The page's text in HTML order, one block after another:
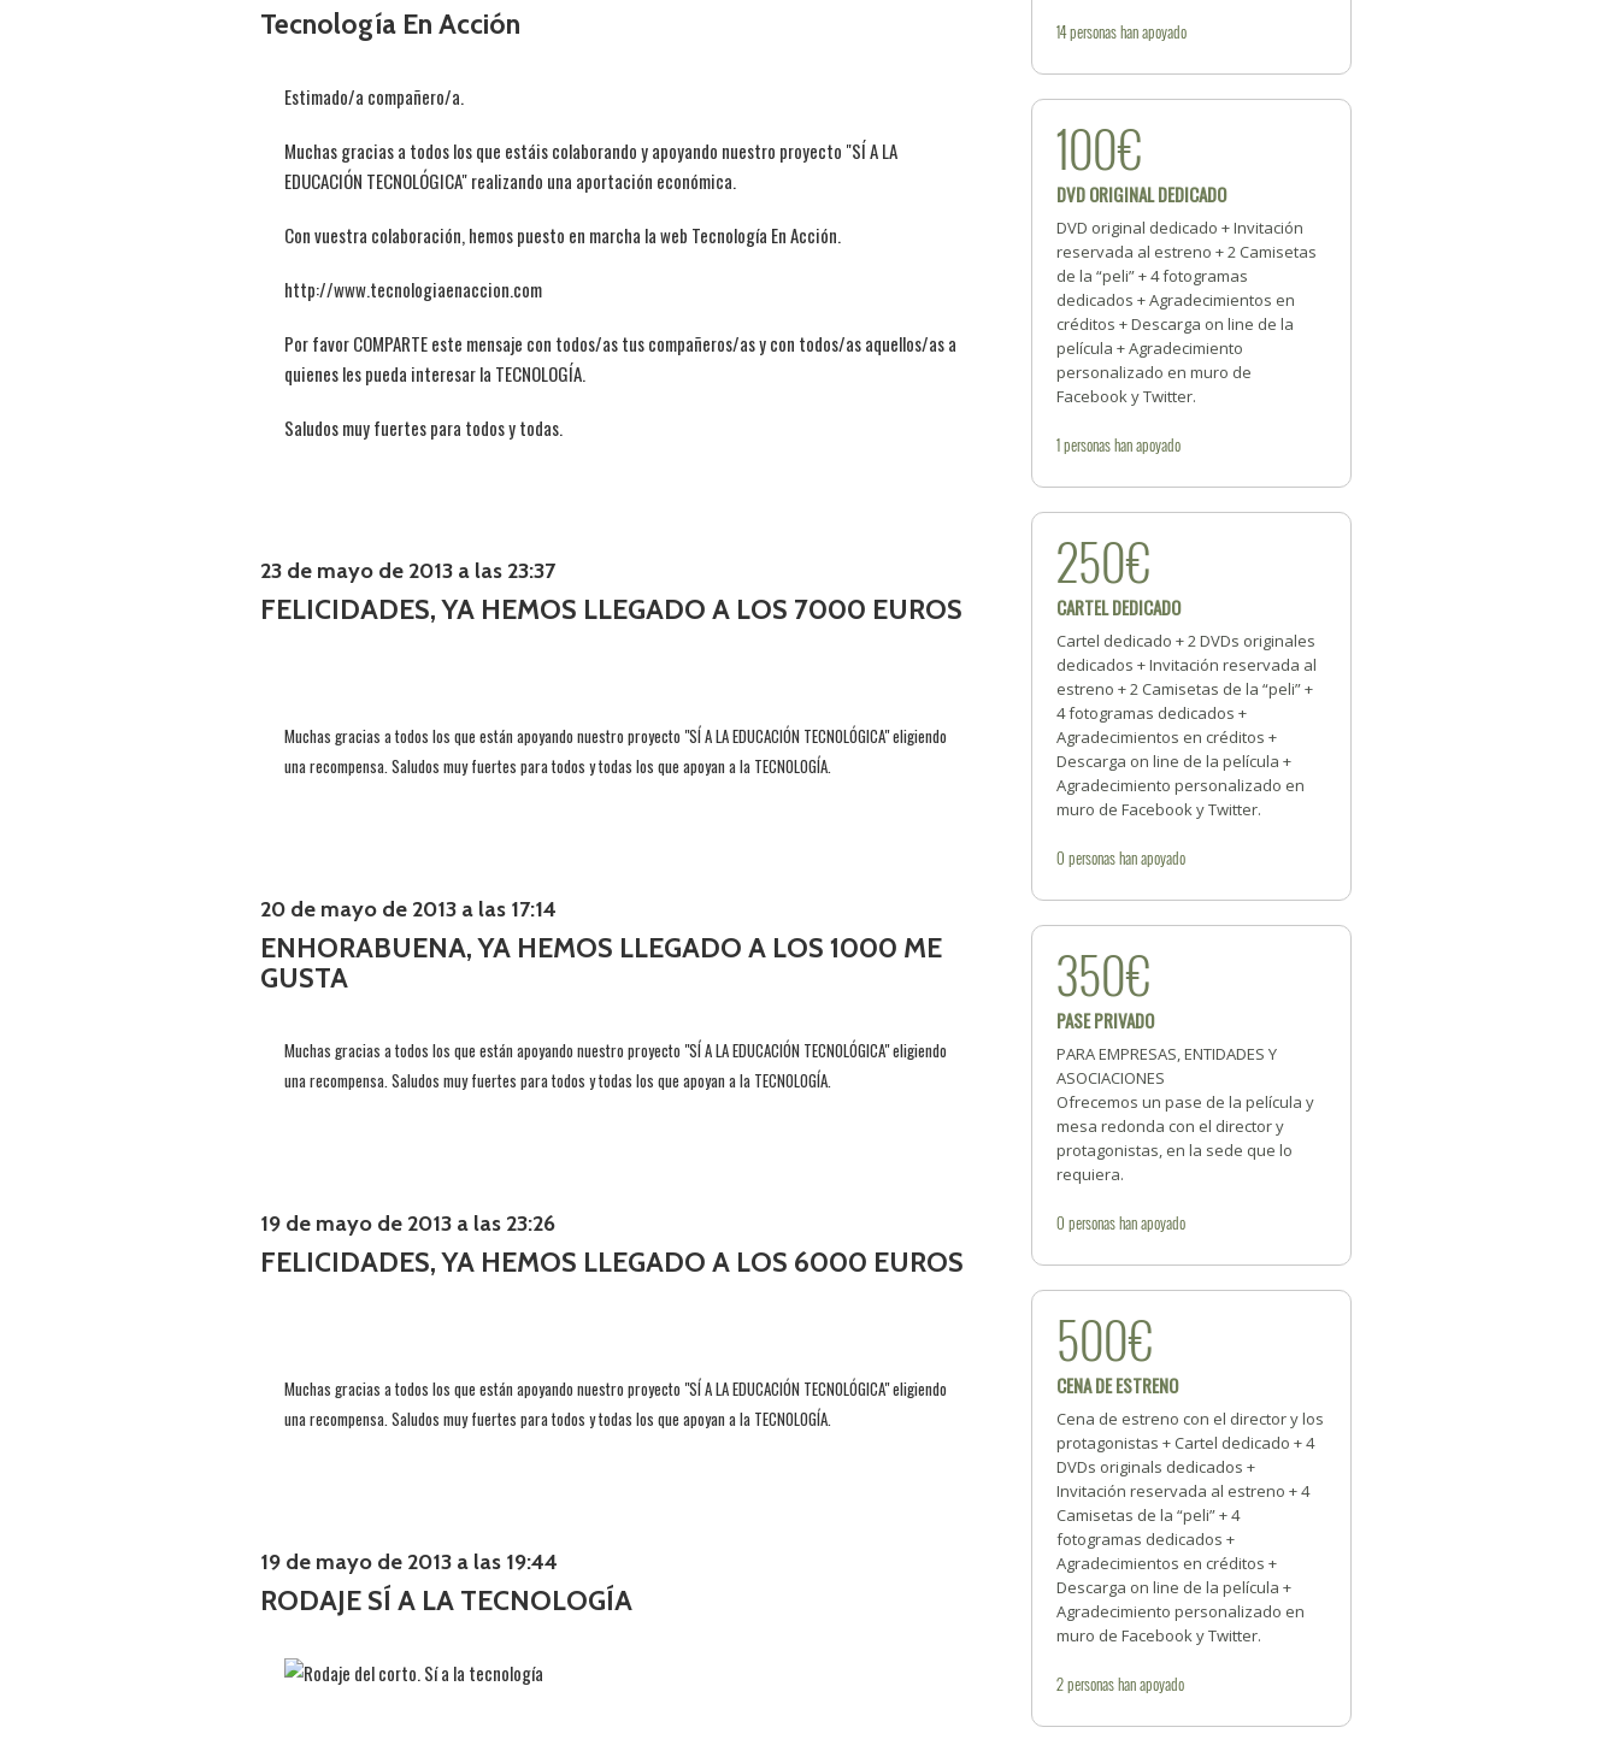
Tecnología En Acción
Estimado/a compañero/a.
Muchas gracias a todos los que estáis colaborando y apoyando nuestro proyecto "SÍ A LA
EDUCACIÓN TECNOLÓGICA" realizando una aportación económica.
Con vuestra colaboración, hemos puesto en marcha la web Tecnología En Acción.
http://www.tecnologiaenaccion.com
Por favor COMPARTE este mensaje con todos/as tus compañeros/as y con todos/as aquellos/as a
quienes les pueda interesar la TECNOLOGÍA.
Saludos muy fuertes para todos y todas.
23 de mayo de 2013 a las 23:37
FELICIDADES, YA HEMOS LLEGADO A LOS 7000 EUROS
Muchas gracias a todos los que están apoyando nuestro proyecto "SÍ A LA EDUCACIÓN TECNOLÓGICA" eligiendo
una recompensa. Saludos muy fuertes para todos y todas los que apoyan a la TECNOLOGÍA.
20 de mayo de 2013 a las 17:14
ENHORABUENA, YA HEMOS LLEGADO A LOS 1000 ME
GUSTA
Muchas gracias a todos los que están apoyando nuestro proyecto "SÍ A LA EDUCACIÓN TECNOLÓGICA" eligiendo
una recompensa. Saludos muy fuertes para todos y todas los que apoyan a la TECNOLOGÍA.
19 de mayo de 2013 a las 23:26
FELICIDADES, YA HEMOS LLEGADO A LOS 6000 EUROS
Muchas gracias a todos los que están apoyando nuestro proyecto "SÍ A LA EDUCACIÓN TECNOLÓGICA" eligiendo
una recompensa. Saludos muy fuertes para todos y todas los que apoyan a la TECNOLOGÍA.
19 de mayo de 2013 a las 19:44
RODAJE SÍ A LA TECNOLOGÍA
14personashan apoyado
100€
DVD ORIGINAL DEDICADO
DVD original dedicado + Invitación
reservada al estreno + 2 Camisetas
de la “peli” + 4 fotogramas
dedicados + Agradecimientos en
créditos + Descarga on line de la
película + Agradecimiento
personalizado en muro de
Facebook y Twitter.
1personashan apoyado
250€
CARTEL DEDICADO
Cartel dedicado + 2 DVDs originales
dedicados + Invitación reservada al
estreno + 2 Camisetas de la “peli” +
4 fotogramas dedicados +
Agradecimientos en créditos +
Descarga on line de la película +
Agradecimiento personalizado en
muro de Facebook y Twitter.
0personashan apoyado
350€
PASE PRIVADO
PARA EMPRESAS, ENTIDADES Y
ASOCIACIONES
Ofrecemos un pase de la película y
mesa redonda con el director y
protagonistas, en la sede que lo
requiera.
0personashan apoyado
500€
CENA DE ESTRENO
Cena de estreno con el director y los
protagonistas + Cartel dedicado + 4
DVDs originals dedicados +
Invitación reservada al estreno + 4
Camisetas de la “peli” + 4
fotogramas dedicados +
Agradecimientos en créditos +
Descarga on line de la película +
Agradecimiento personalizado en
muro de Facebook y Twitter.
2personashan apoyado